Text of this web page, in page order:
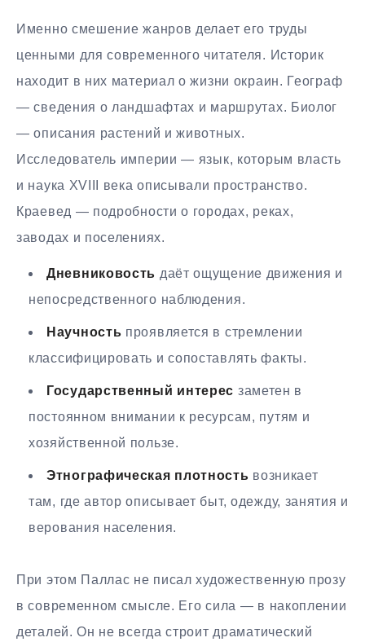
Именно смешение жанров делает его труды
ценными для современного читателя. Историк
находит в них материал о жизни окраин. Географ
— сведения о ландшафтах и маршрутах. Биолог
— описания растений и животных.
Исследователь империи — язык, которым власть
и наука XVIII века описывали пространство.
Краевед — подробности о городах, реках,
заводах и поселениях.
Дневниковость даёт ощущение движения и
непосредственного наблюдения.
Научность проявляется в стремлении
классифицировать и сопоставлять факты.
Государственный интерес заметен в
постоянном внимании к ресурсам, путям и
хозяйственной пользе.
Этнографическая плотность возникает
там, где автор описывает быт, одежду, занятия и
верования населения.
При этом Паллас не писал художественную прозу
в современном смысле. Его сила — в накоплении
деталей. Он не всегда строит драматический